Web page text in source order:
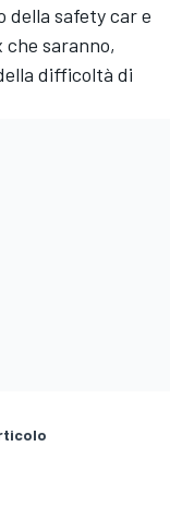
della safety car e
saranno,
difficoltà di